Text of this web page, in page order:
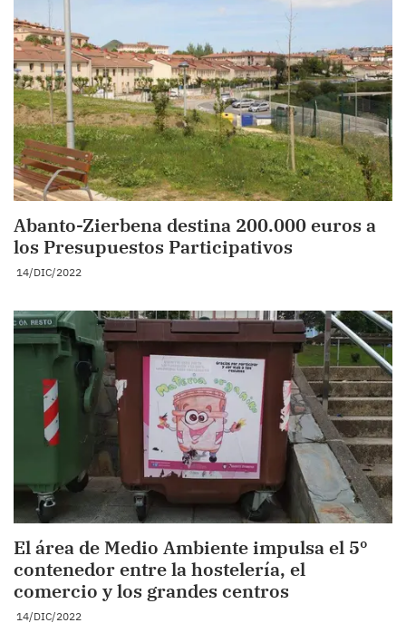
Abanto-Zierbena destina 200.000 euros a
los Presupuestos Participativos
14/DIC/2022
El área de Medio Ambiente impulsa el 5º
contenedor entre la hostelería, el
comercio y los grandes centros
14/DIC/2022